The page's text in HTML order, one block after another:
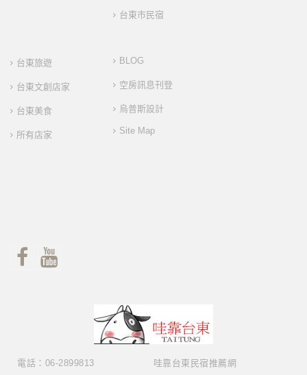
台東市民宿
台東旅遊
台東文創店家
台東美食
所有店家
BLOG
空房訊息刊登
烏普斯設計
Site Map
哇靠台東民宿推薦網
電話：06-2899813